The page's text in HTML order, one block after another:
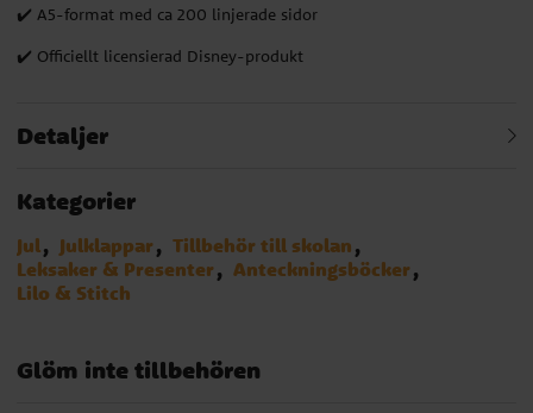
✔️ A5-format med ca 200 linjerade sidor
✔️ Officiellt licensierad Disney-produkt
Detaljer
Kategorier
Jul Julklappar
Tillbehör till skolan
Leksaker & Presenter
Anteckningsböcker
Lilo & Stitch
Glöm inte tillbehören